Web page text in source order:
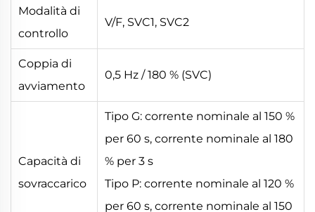
Modalità di
controllo
V/F, SVC1, SVC2
Coppia di
avviamento
0,5 Hz / 180 % (SVC)
Capacità di
sovraccarico
Tipo G: corrente nominale al 150 %
per 60 s, corrente nominale al 180
% per 3 s
Tipo P: corrente nominale al 120 %
per 60 s, corrente nominale al 150